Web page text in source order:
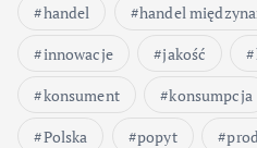
handel
handel
innowacje
jakość
konsument
konsumpcja
Polska
popyt